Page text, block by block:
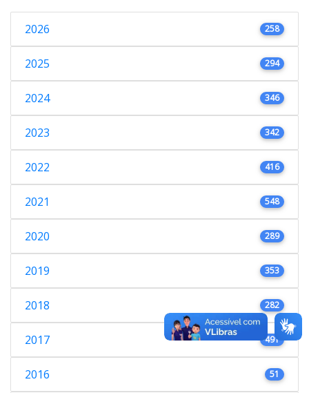
2026 258
2025 294
2024 346
2023 342
2022 416
2021 548
2020 289
2019 353
2018 282
2017 491
2016 51